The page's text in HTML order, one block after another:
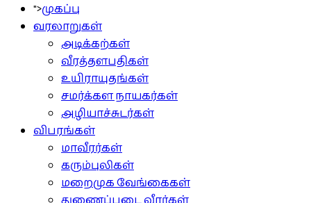
">முகப்பு
வரலாறுகள்
அடிக்கற்கள்
வீரத்தளபதிகள்
உயிராயுதங்கள்
சமர்க்கள நாயகர்கள்
அழியாச்சுடர்கள்
விபரங்கள்
மாவீரர்கள்
கரும்புலிகள்
மறைமுக வேங்கைகள்